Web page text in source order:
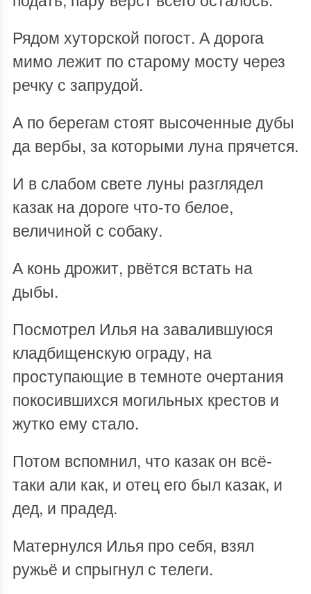
Рядом хуторской погост. А дорога
мимо лежит по старому мосту через
речку с запрудой.
А по берегам стоят высоченные дубы
да вербы, за которыми луна прячется.
И в слабом свете луны разглядел
казак на дороге что-то белое,
величиной с собаку.
А конь дрожит, рвётся встать на
дыбы.
Посмотрел Илья на завалившуюся
кладбищенскую ограду, на
проступающие в темноте очертания
покосившихся могильных крестов и
жутко ему стало.
Потом вспомнил, что казак он всё-
таки али как, и отец его был казак, и
дед, и прадед.
Матернулся Илья про себя, взял
ружьё и спрыгнул с телеги.